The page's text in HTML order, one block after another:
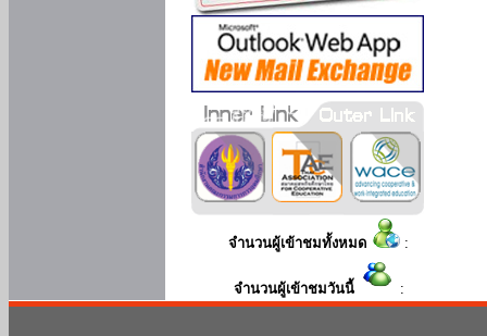
จำนวนผู้เข้าชมทั้งหมด :
จำนวนผู้เข้าชมวันนี้ :